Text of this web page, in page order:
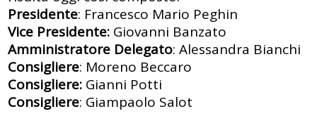
Presidente: Francesco Mario Peghin
Vice Presidente: Giovanni Banzato
Amministratore Delegato: Alessandra Bianchi
Consigliere: Moreno Beccaro
Consigliere: Gianni Potti
Consigliere: Giampaolo Salot